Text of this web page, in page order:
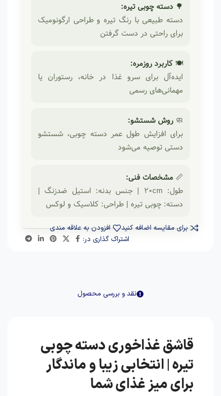
🌳 دسته چوبی تیره:
دسته طبیعی با رنگ تیره و طراحی ارگونومیک
برای راحتی در دست گرفتن
🍽 کاربرد روزمره:
ایده‌آل برای سرو غذا در خانه، رستوران یا
مهمانی‌های رسمی
🧼روش شستشو:
برای افزایش طول عمر دسته چوبی، شستشو
دستی توصیه می‌شود
📏 مشخصات فنی:
طول: 20cm | جنس بدنه: استیل ضدزنگ |
دسته: چوبی تیره | طراحی: کلاسیک و لوکس
برای مقایسه اضافه کنید
افزودن به علاقه مندی
اشتراک گذاری در:
نقد و بررسی محصول
قاشق غذاخوری دسته چوبی
تیره | انتخابی زیبا و ماندگار
برای میز غذای شما